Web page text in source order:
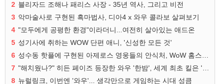
2 블리자드 조해나 패리스 사장 - 35년 역사, 그리고 비전
3 악마술사로 구현된 흑마법사, 디아4 x 와우 콜라보 살펴보기
4 "모두에게 공평한 환경"이라더니...여전히 살아있는 애드온
5 성기사에 취하는 WOW 단편 애니, '신성한 모든 것'
6
7
8 뉴럴링크, 이번엔 '와우'... 생각만으로 게임하는 시대 성큼